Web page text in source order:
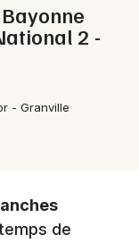
2 -
- Granville
de